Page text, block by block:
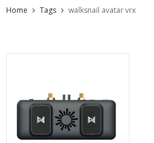
Home Tags walksnail avatar vrx